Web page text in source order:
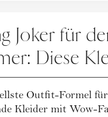
Joker für
Diese
jedes
Outfit-Formel für
Kleider mit Wow-